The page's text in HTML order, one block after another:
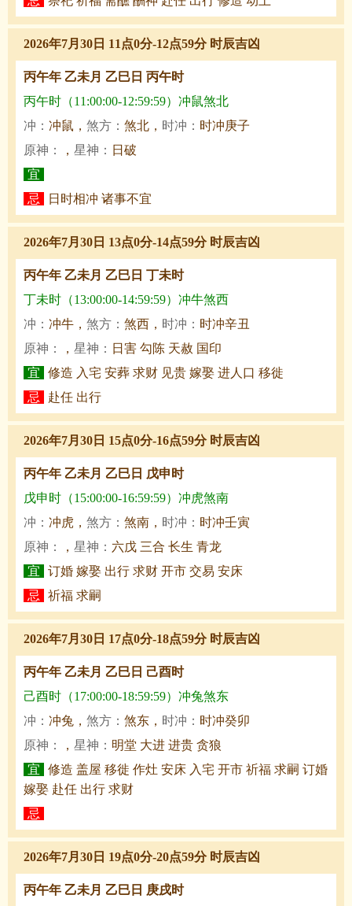
2026年7月30日 11点0分-12点59分 时辰吉凶
丙午年 乙未月 乙巳日 丙午时
丙午时（11:00:00-12:59:59）冲鼠煞北
冲： 冲鼠， 煞方： 煞北， 时冲： 时冲庚子
原神：
， 星神： 日破
宜
忌
日时相冲 诸事不宜
2026年7月30日 13点0分-14点59分 时辰吉凶
丙午年 乙未月 乙巳日 丁未时
丁未时（13:00:00-14:59:59）冲牛煞西
冲： 冲牛， 煞方： 煞西， 时冲： 时冲辛丑
原神：
， 星神： 日害 勾陈 天赦 国印
宜
修造 入宅 安葬 求财 见贵 嫁娶 进人口 移徙
忌
赴任 出行
2026年7月30日 15点0分-16点59分 时辰吉凶
丙午年 乙未月 乙巳日 戊申时
戊申时（15:00:00-16:59:59）冲虎煞南
冲： 冲虎， 煞方： 煞南， 时冲： 时冲壬寅
原神：
， 星神： 六戊 三合 长生 青龙
宜
订婚 嫁娶 出行 求财 开市 交易 安床
忌
祈福 求嗣
2026年7月30日 17点0分-18点59分 时辰吉凶
丙午年 乙未月 乙巳日 己酉时
己酉时（17:00:00-18:59:59）冲兔煞东
冲： 冲兔， 煞方： 煞东， 时冲： 时冲癸卯
原神：
， 星神： 明堂 大进 进贵 贪狼
宜
修造 盖屋 移徙 作灶 安床 入宅 开市 祈福 求嗣 订婚
嫁娶 赴任 出行 求财
忌
2026年7月30日 19点0分-20点59分 时辰吉凶
丙午年 乙未月 乙巳日 庚戌时